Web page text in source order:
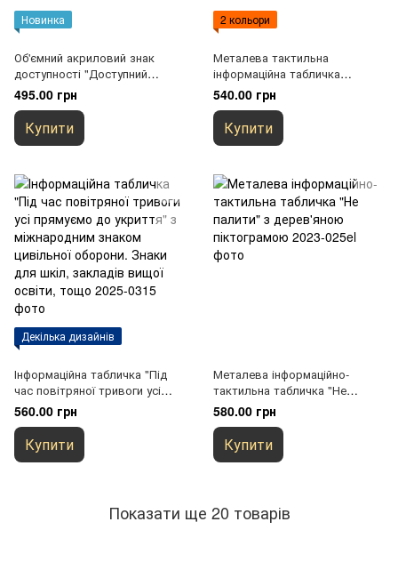
Новинка
Об'ємний акриловий знак
доступності "Доступний
туалет", піктограма людина
на кріслі колісному
495.00 грн
Купити
2 кольори
Металева тактильна
інформаційна табличка
"Тримач для милиць і
тростин" зі шрифтом Брайля.
Контрастні кольори
540.00 грн
Купити
Декілька дизайнів
Інформаційна табличка "Під
час повітряної тривоги усі
прямуємо до укриття" з
міжнародним знаком
цивільної оборони. Знаки для
шкіл, закладів вищої освіти,
560.00 грн
Купити
Металева інформаційно-
тактильна табличка "Не
палити" з дерев'яною
піктограмою
580.00 грн
Купити
Показати ще 20 товарів